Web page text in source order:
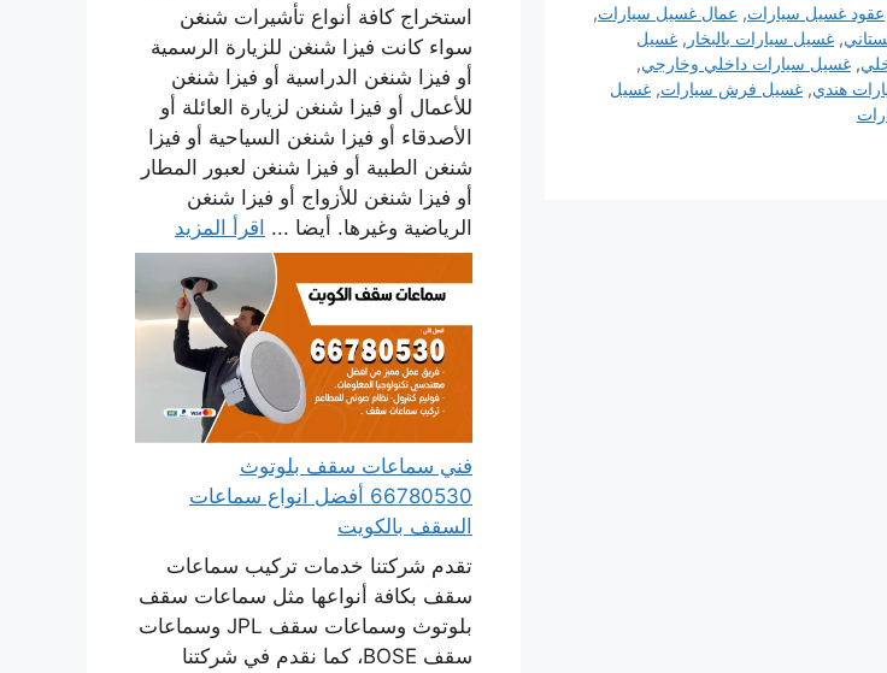
عقود غسيل سيارات, عمال غسيل سيارات,
, غسيل سيارات بالبخار , غسيل
, غسيل سيارات داخلي وخارجي,
هندي, غسيل فرش سيارات, غسيل
استخراج كافة أنواع تأشيرات شنغن
سواء كانت فيزا شنغن للزيارة الرسمية
أو فيزا شنغن الدراسية أو فيزا شنغن
للأعمال أو فيزا شنغن لزيارة العائلة أو
الأصدقاء أو فيزا شنغن السياحية أو فيزا
شنغن الطبية أو فيزا شنغن لعبور المطار
أو فيزا شنغن للأزواج أو فيزا شنغن
الرياضية وغيرها. أيضا ... اقرأ المزيد
فني سماعات سقف بلوتوث
66780530 أفضل انواع سماعات
السقف بالكويت
تقدم شركتنا خدمات تركيب سماعات
سقف بكافة أنواعها مثل سماعات سقف
بلوتوث وسماعات سقف JPL وسماعات
سقف BOSE، كما نقدم في شركتنا